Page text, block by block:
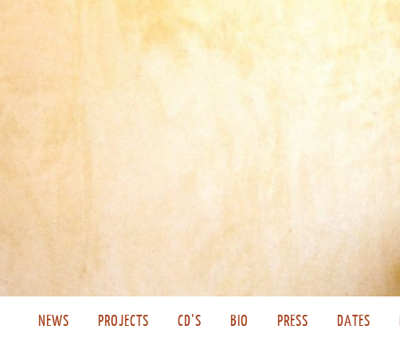
NEWS PROJECTS CD’S BIO PRESS DATES